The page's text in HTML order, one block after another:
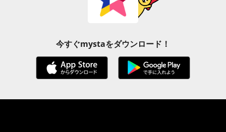
今すぐmystaをダウンロード！